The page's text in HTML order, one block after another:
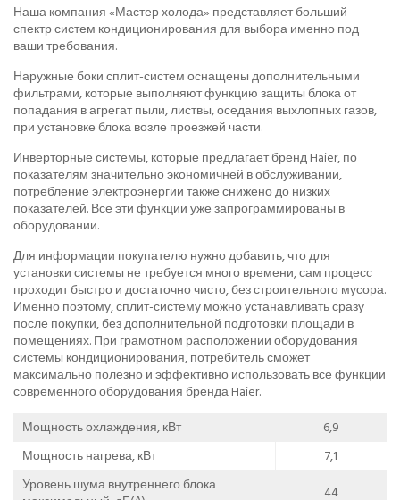
Наша компания «Мастер холода» представляет больший
спектр систем кондиционирования для выбора именно под
ваши требования.
Наружные боки сплит-систем оснащены дополнительными
фильтрами, которые выполняют функцию защиты блока от
попадания в агрегат пыли, листвы, оседания выхлопных газов,
при установке блока возле проезжей части.
Инверторные системы, которые предлагает бренд Haier, по
показателям значительно экономичней в обслуживании,
потребление электроэнергии также снижено до низких
показателей. Все эти функции уже запрограммированы в
оборудовании.
Для информации покупателю нужно добавить, что для
установки системы не требуется много времени, сам процесс
проходит быстро и достаточно чисто, без строительного мусора.
Именно поэтому, сплит-систему можно устанавливать сразу
после покупки, без дополнительной подготовки площади в
помещениях. При грамотном расположении оборудования
системы кондиционирования, потребитель сможет
максимально полезно и эффективно использовать все функции
современного оборудования бренда Haier.
Мощность охлаждения, кВт
6,9
Мощность нагрева, кВт
7,1
Уровень шума внутреннего блока
44